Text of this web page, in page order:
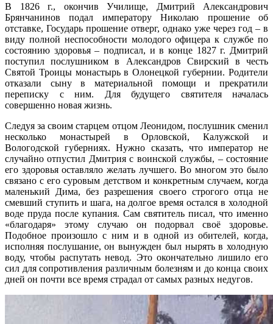
В 1826 г., окончив Училище, Дмитрий Александрович
Брянчанинов подал императору Николаю прошение об
отставке, Государь прошение отверг, однако уже через год – в
виду полной неспособности молодого офицера к службе по
состоянию здоровья – подписал, и в конце 1827 г. Дмитрий
поступил послушником в Александров Свирский в честь
Святой Троицы монастырь в Олонецкой губернии. Родители
отказали сыну в материальной помощи и прекратили
переписку с ним. Для будущего святителя началась
совершенно новая жизнь.
Следуя за своим старцем отцом Леонидом, послушник сменил
несколько монастырей в Орловской, Калужской и
Вологодской губерниях. Нужно сказать, что император не
случайно отпустил Дмитрия с воинской службы, – состояние
его здоровья оставляло желать лучшего. Во многом это было
связано с его суровым детством и конкретным случаем, когда
маленький Дима, без разрешения своего строгого отца не
смевший ступить и шага, на долгое время остался в холодной
воде пруда после купания. Сам святитель писал, что именно
«благодаря» этому случаю он подорвал своё здоровье.
Подобное произошло с ним и в одной из обителей, когда,
исполняя послушание, он вынужден был нырять в холодную
воду, чтобы распутать невод. Это окончательно лишило его
сил для сопротивления различным болезням и до конца своих
дней он почти все время страдал от самых разных недугов.